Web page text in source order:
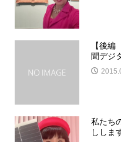
【後
聞デジ
私たち
ししま